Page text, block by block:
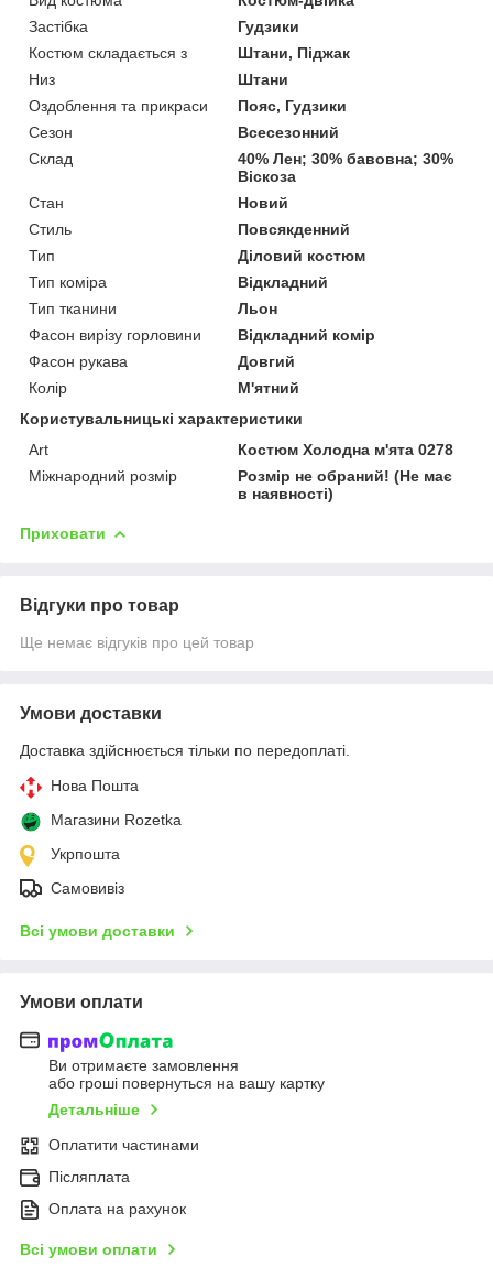
Застібка
Гудзики
Костюм складається з
Штани, Піджак
Низ
Штани
Оздоблення та прикраси
Пояс, Гудзики
Сезон
Всесезонний
Склад
40% Лен; 30% бавовна; 30%
Віскоза
Стан
Новий
Стиль
Повсякденний
Тип
Діловий костюм
Тип коміра
Відкладний
Тип тканини
Льон
Фасон вирізу горловини
Відкладний комір
Фасон рукава
Довгий
Колір
М'ятний
Користувальницькі характеристики
Art
Костюм Холодна м'ята 0278
Міжнародний розмір
Розмір не обраний! (Не має
в наявності)
Приховати
Відгуки про товар
Ще немає відгуків про цей товар
Умови доставки
Доставка здійснюється тільки по передоплаті.
Нова Пошта
Магазини Rozetka
Укрпошта
Самовивіз
Всі умови доставки
Умови оплати
Ви отримаєте замовлення
або гроші повернуться на вашу картку
Детальніше
Оплатити частинами
Післяплата
Оплата на рахунок
Всі умови оплати